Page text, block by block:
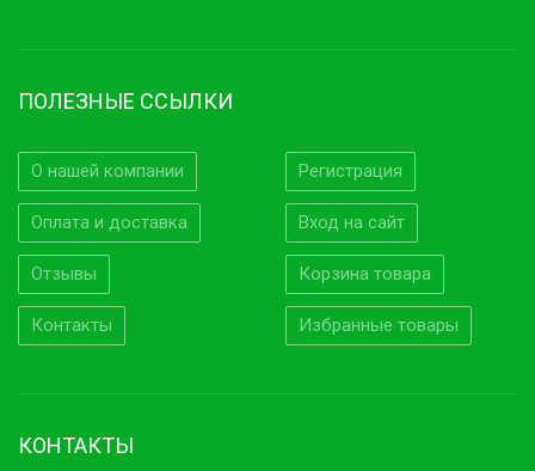
ПОЛЕЗНЫЕ ССЫЛКИ
О нашей компании
Оплата и доставка
Отзывы
Контакты
Регистрация
Вход на сайт
Корзина товара
Избранные товары
КОНТАКТЫ